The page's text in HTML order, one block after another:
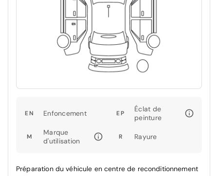
EN Enfoncement EP
Éclat de
peinture
M
Marque
d'utilisation
R Rayure
Préparation du véhicule en centre de reconditionnement